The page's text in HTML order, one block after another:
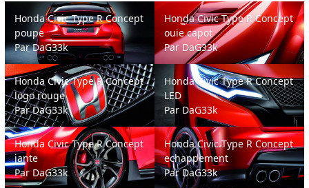
Honda Civic Type R Concept poupe
Honda Civic Type R Concept
poupe
ParDaG33k
Honda Civic Type R Concept ouie
Honda Civic Type R Concept
ouie capot
Par DaG33k
Honda Civic Type R Concept logo rouge
Honda Civic Type R Concept
logo rouge
ParDaG33k
Honda Civic Type R Concept LED
Honda Civic Type R Concept
LED
ParDaG33k
Honda Civic Type R Concept jante
Honda Civic Type R Concept
jante
Par DaG33k
Honda Civic Type R Concept
Honda Civic Type R Concept
echappement
ParDaG33k